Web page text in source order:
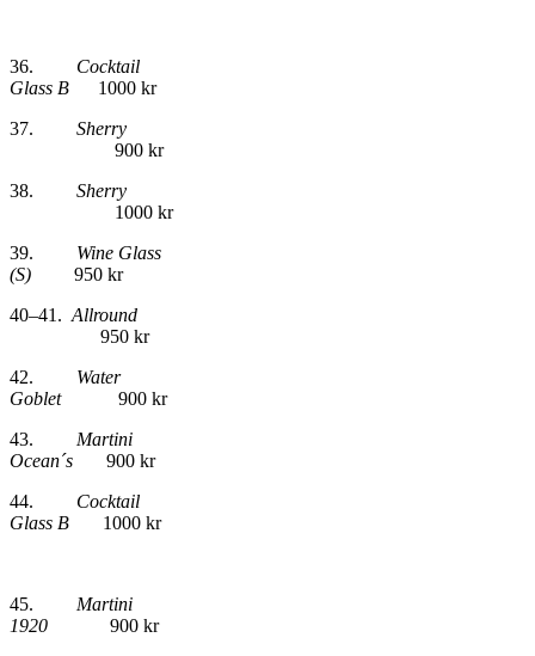
36. Cocktail
Glass B 1000 kr
37. Sherry
900 kr
38. Sherry
1000 kr
39. Wine Glass
(S) 950 kr
40–41.Allround
950 kr
42. Water
Goblet900 kr
43. Martini
Ocean´s 900 kr
44. Cocktail
Glass B 1000 kr
45. Martini
1920
900 kr